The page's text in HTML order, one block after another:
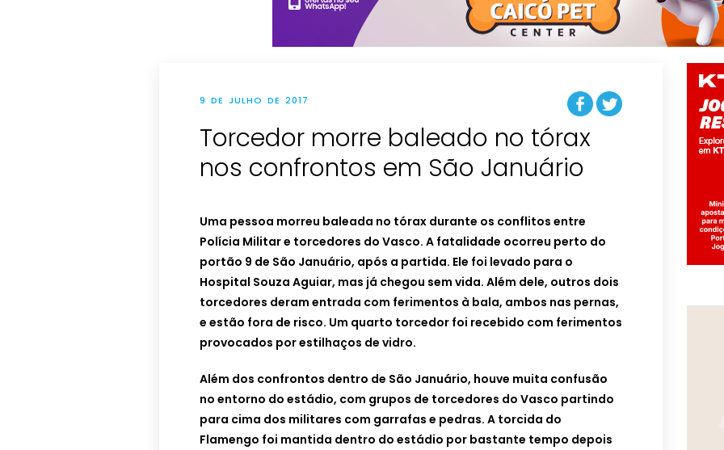
9 DE JULHO DE 2017
Torcedor morre baleado no tórax
nos confrontos em São Januário
Uma pessoa morreu baleada no tórax durante os conflitos entre
Polícia Militar e torcedores do Vasco. A fatalidade ocorreu perto do
portão 9 de São Januário, após a partida. Ele foi levado para o
Hospital Souza Aguiar, mas já chegou sem vida. Além dele, outros dois
torcedores deram entrada com ferimentos à bala, ambos nas pernas,
e estão fora de risco. Um quarto torcedor foi recebido com ferimentos
provocados por estilhaços de vidro.
Além dos confrontos dentro de São Januário, houve muita confusão
no entorno do estádio, com grupos de torcedores do Vasco partindo
para cima dos militares com garrafas e pedras. A torcida do
Flamengo foi mantida dentro do estádio por bastante tempo depois